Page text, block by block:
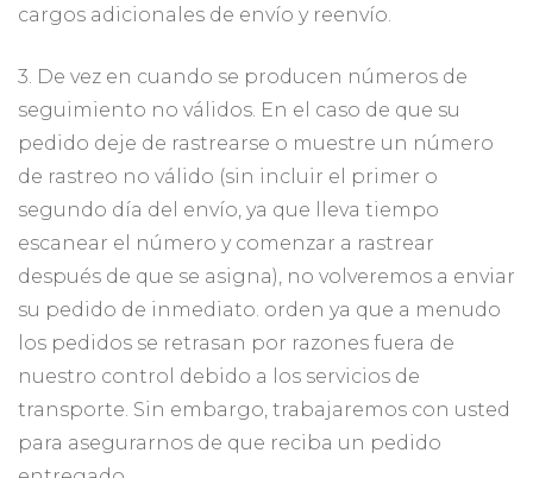
cargos adicionales de envío y reenvío.
3. De vez en cuando se producen números de
seguimiento no válidos. En el caso de que su
pedido deje de rastrearse o muestre un número
de rastreo no válido (sin incluir el primer o
segundo día del envío, ya que lleva tiempo
escanear el número y comenzar a rastrear
después de que se asigna), no volveremos a enviar
su pedido de inmediato. orden ya que a menudo
los pedidos se retrasan por razones fuera de
nuestro control debido a los servicios de
transporte. Sin embargo, trabajaremos con usted
para asegurarnos de que reciba un pedido